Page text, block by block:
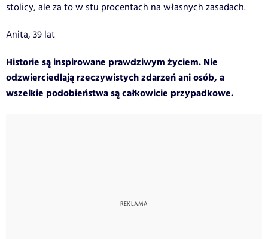
stolicy, ale za to w stu procentach na własnych zasadach.
Anita, 39 lat
Historie są inspirowane prawdziwym życiem. Nie
odzwierciedlają rzeczywistych zdarzeń ani osób, a
wszelkie podobieństwa są całkowicie przypadkowe.